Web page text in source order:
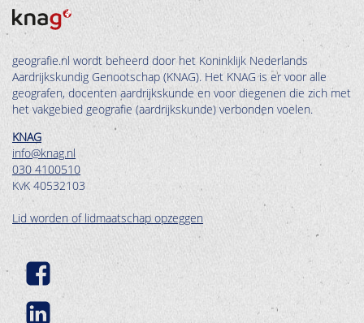
geografie.nl wordt beheerd door het Koninklijk Nederlands
Aardrijkskundig Genootschap (KNAG). Het KNAG is er voor alle
geografen, docenten aardrijkskunde en voor diegenen die zich met
het vakgebied geografie (aardrijkskunde) verbonden voelen.
KNAG
info@knag.nl
030 4100510
KvK 40532103
Lid worden of lidmaatschap opzeggen